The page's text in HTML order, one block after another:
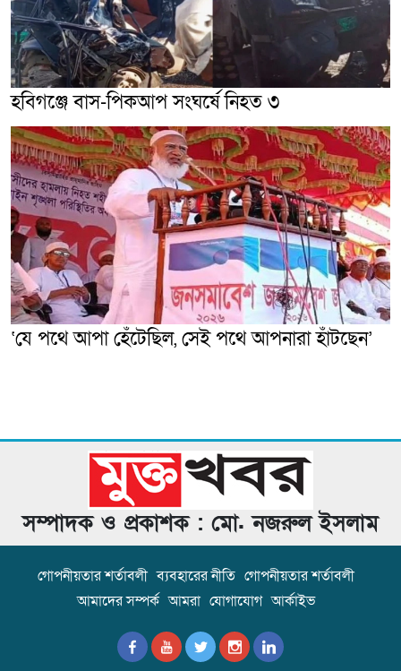
হবিগঞ্জে বাস-পিকআপ সংঘর্ষে নিহত ৩
‘যে পথে আপা হেঁটেছিল, সেই পথে আপনারা হাঁটছেন’
সম্পাদক ও প্রকাশক : মো. নজরুল ইসলাম
গোপনীয়তার শর্তাবলী ব্যবহারের নীতি গোপনীয়তার শর্তাবলী
আমাদের সম্পর্ক আমরা যোগাযোগ আর্কাইভ